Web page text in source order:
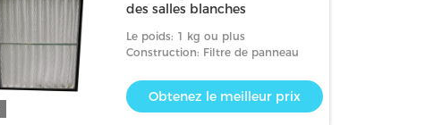
des salles blanches
Le poids: 1 kg ou plus
Construction: Filtre de panneau
Obtenez le meilleur prix